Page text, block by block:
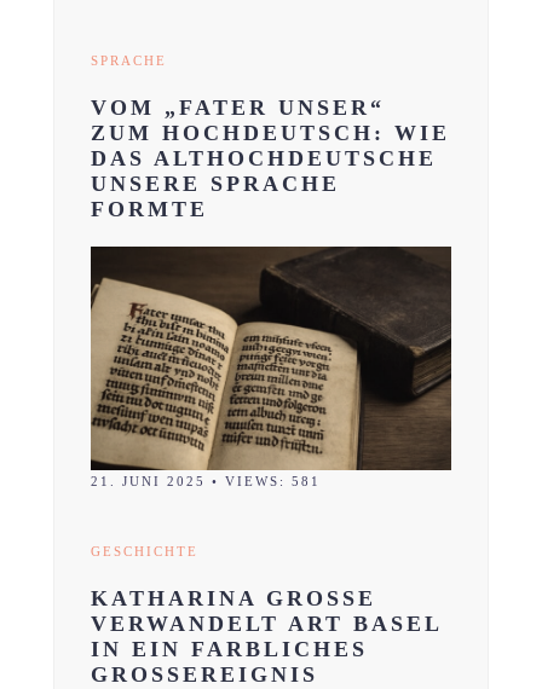
SPRACHE
VOM „FATER UNSER“
ZUM HOCHDEUTSCH: WIE
DAS ALTHOCHDEUTSCHE
UNSERE SPRACHE
FORMTE
21. JUNI 2025 • VIEWS: 581
GESCHICHTE
KATHARINA GROSSE
VERWANDELT ART BASEL
IN EIN FARBLICHES
GROSSEREIGNIS